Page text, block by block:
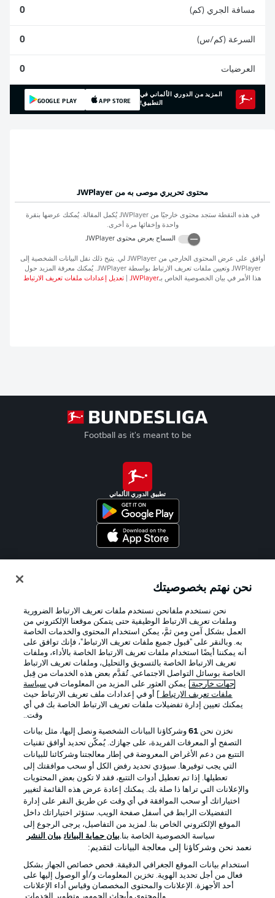
مسافة الجري (كم) 0
السرعة (كم/س) 0
العرضيات 0
المزيد من الدوري الألماني في
التطبيق!
APP STORE
GOOGLE PLAY
محتوى تحريري موصى به من JWPlayer
في هذه النقطة ستجد محتوى خارجيًا منJWPlayer يُكمل المقالة. يُمكنك عرضها بنقرة
واحدة وإخفائها مرة أخرى.
السماح بعرض محتوىJWPlayer
أوافق على عرض المحتوى الخارجي منJWPlayer لي. يتيح ذلك نقل البيانات الشخصية إلى
JWPlayer وتعيين ملفات تعريف الارتباط بواسطةJWPlayer. يُمكنك معرفة المزيد حول
هذا الأمر في بيان الخصوصية الخاص بـJWPlayer تعديل إعدادات ملفات تعريف الارتباط
Football as it's meant to be
تطبيق الدوري الألماني
الإعلانات الإخطارات القانونية
شروط الاستخدام القنوات الناقلة
الوظائف جهة النشر
تواصل معنا اللاعبون
نحن نهتم بخصوصيتك
نحن نستخدم ملفانحن نستخدم ملفات تعريف الارتباط الضرورية
وملفات تعريف الارتباط الوظيفية حتى يتمكن موقعنا الإلكتروني من
العمل بشكل آمن ومن ثمَّ، يمكن استخدام المحتوى والخدمات الخاصة
به. وبالنقر على "قبول جميع ملفات تعريف الارتباط"، فإنك توافق على
أنه يمكننا أيضًا استخدام ملفات تعريف الارتباط الخاصة بالأداء، وملفات
تعريف الارتباط الخاصة بالتسويق والتحليل، وملفات تعريف الارتباط
الخاصة بوسائل التواصل الاجتماعي. تُقدَّم بعض هذه الخدمات من قِبل
جهات خارجية . يمكن العثور على المزيد من المعلومات في سياسة
ملفات تعريف الارتباط
] أو في إعدادات ملف تعريف الارتباط حيث
يمكنك تعيين إدارة تفضيلات ملفات تعريف الارتباط الخاصة بك في أي
وقت..
نخزن نحن 61وشركاؤنا البيانات الشخصية ونصل إليها، مثل بيانات
التصفح أو المعرفات الفريدة، على جهازك. يُمكّن تحديد أوافق تقنيات
التتبع من دعم الأغراض المعروضة في إطار معالجتنا وشركائنا للبيانات
التي يجب توفيرها. سيؤدي تحديد رفض الكل أو سحب موافقتك إلى
تعطيلها. إذا تم تعطيل أدوات التتبع، فقد لا تكون بعض المحتويات
والإعلانات التي تراها ذا صلة بك. يمكنك إعادة عرض هذه القائمة لتغيير
اختياراتك أو سحب الموافقة في أي وقت عن طريق النقر على إدارة
التفضيلات الرابط في أسفل صفحة الويب. ستؤثر اختياراتك داخل
الموقع الإلكتروني الخاص بنا. لمزيد من التفاصيل، يرجى الرجوع إلى
سياسة الخصوصية الخاصة بنا.بيان حماية البيانات بيان النشر
نعمد نحن وشركاؤنا إلى معالجة البيانات لتقديم:
استخدام بيانات الموقع الجغرافي الدقيقة. فحص خصائص الجهاز بشكل
فعال من أجل تحديد الهوية. تخزين المعلومات و/أو الوصول إليها على
أحد الأجهزة. الإعلانات والمحتوى المخصصان وقياس أداء الإعلانات